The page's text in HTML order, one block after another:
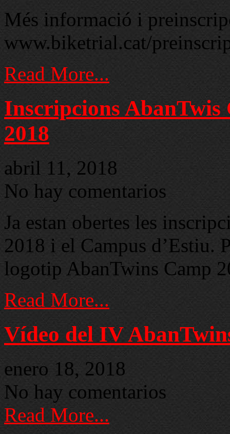
Més informació i
www.biketrial.cat/
Read More...
Inscripcions AbanTwis
2018
abril 11, 2018
No hay comentarios
Ja estan obertes les
2018 i el Campus
logotip AbanTwins Camp
Read More...
Vídeo del IV
enero 18, 2018
No hay comentarios
Read More...